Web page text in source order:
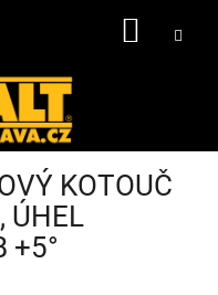
KOTOUČ
ÚHEL
+5°